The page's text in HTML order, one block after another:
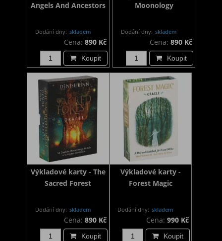
Angels And Ancestors
Dodání dny: skladem
Cena: 890 Kč
Koupit
Moonology
Dodání dny: skladem
Cena: 890 Kč
Koupit
Výkladové karty - The
Sacred Forest
Dodání dny: skladem
Cena: 890 Kč
Koupit
Výkladové karty -
Forest Magic
Dodání dny: skladem
Cena:990 Kč
Koupit